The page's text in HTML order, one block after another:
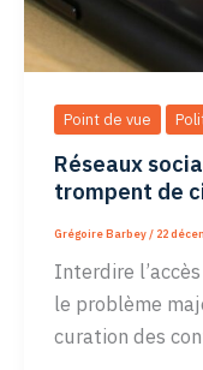
Point de vue
Réseaux
trompent de
Grégoire Barbey/ 22
Interdire
le problème
curation des